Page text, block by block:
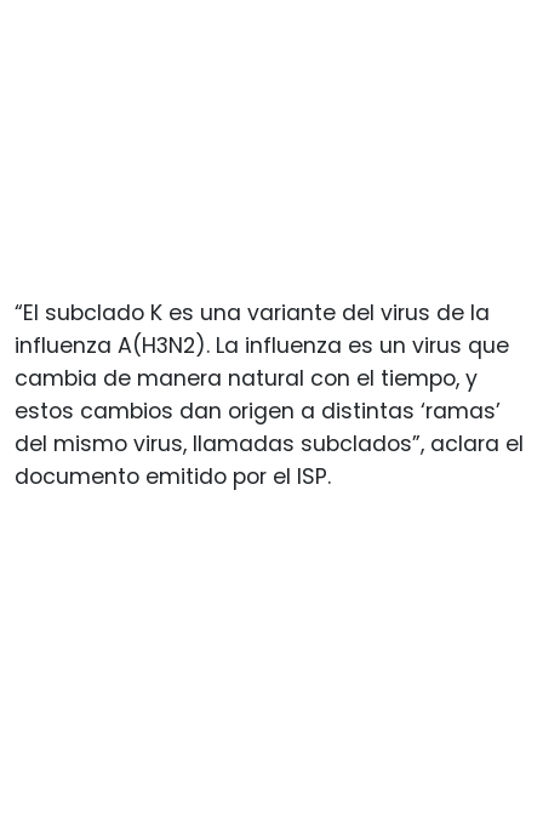
“El subclado K es una variante del virus de la
influenza A(H3N2). La influenza es un virus que
cambia de manera natural con el tiempo, y
estos cambios dan origen a distintas ‘ramas’
del mismo virus, llamadas subclados”, aclara el
documento emitido por el ISP.